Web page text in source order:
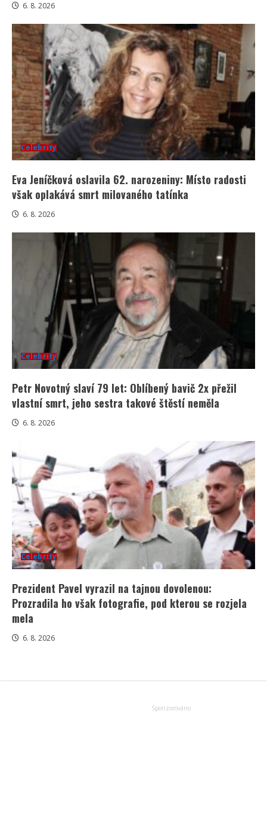
6. 8. 2026
Celebrity
Eva Jeníčková oslavila 62. narozeniny: Místo radosti
však oplakává smrt milovaného tatínka
6. 8. 2026
Celebrity
Petr Novotný slaví 79 let: Oblíbený bavič 2x přežil
vlastní smrt, jeho sestra takové štěstí neměla
6. 8. 2026
Celebrity
Prezident Pavel vyrazil na tajnou dovolenou:
Prozradila ho však fotografie, pod kterou se rozjela
mela
6. 8. 2026